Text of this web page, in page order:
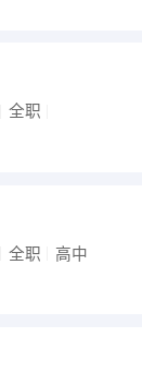
全职
全职 高中